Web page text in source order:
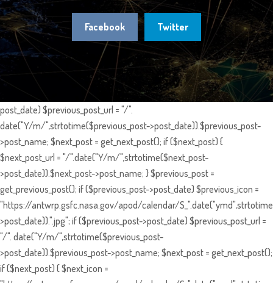
Facebook Twitter
post_date) $previous_post_url = "/".
date("Y/m/",strtotime($previous_post->post_date)).$previous_post-
>post_name; $next_post = get_next_post(); if ($next_post) {
$next_post_url = "/".date("Y/m/",strtotime($next_post-
>post_date)).$next_post->post_name; } $previous_post =
get_previous_post(); if ($previous_post->post_date) $previous_icon =
"https://antwrp.gsfc.nasa.gov/apod/calendar/
>post_date)).".jpg"; if ($previous_post->post_date) $previous_post_url =
"/". date("Y/m/",strtotime($previous_post-
>post_date)).$previous_post->post_name; $next_post = get_next_post();
if ($next_post) { $next_icon =